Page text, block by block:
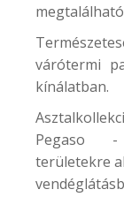
várótermi
kínálatban.
Pegaso -
területekre